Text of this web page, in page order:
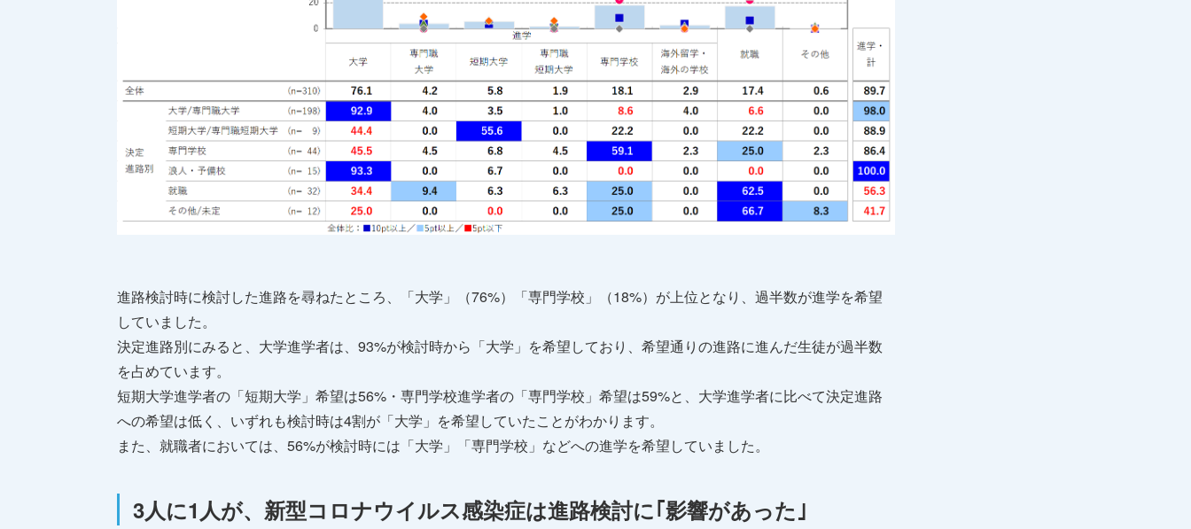
進路検討時に検討した進路を尋ねたところ、「大学」（76%）「専門学校」（18%）が上位となり、過半数が進学を希望
していました。
決定進路別にみると、大学進学者は、93%が検討時から「大学」を希望しており、希望通りの進路に進んだ生徒が過半数
を占めています。
短期大学進学者の「短期大学」希望は56%・専門学校進学者の「専門学校」希望は59%と、大学進学者に比べて決定進路
への希望は低く、いずれも検討時は4割が「大学」を希望していたことがわかります。
また、就職者においては、56%が検討時には「大学」「専門学校」などへの進学を希望していました。
3人に1人が、新型コロナウイルス感染症は進路検討に｢影響があった｣